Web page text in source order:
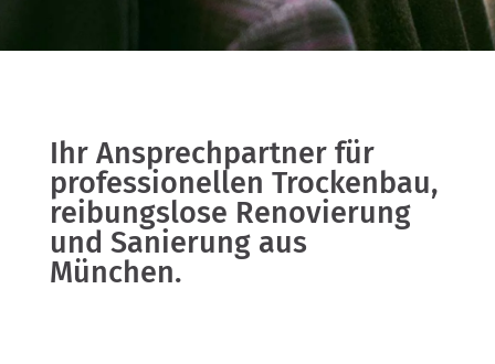
Ihr Ansprechpartner für
professionellen Trockenbau,
reibungslose Renovierung
und Sanierung aus
München.